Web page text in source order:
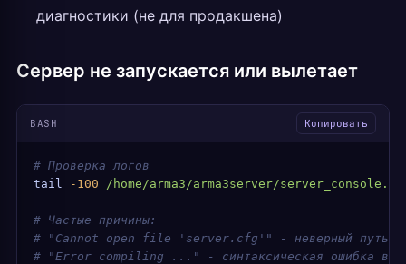
диагностики (не для продакшена)
Сервер не запускается или вылетает
BASH Копировать
# Проверка логов
tail -100 /home/arma3/arma3server/
# Частые причины:
# "Cannot open file 'server.cfg'" - неверный путь к
# "Error compiling ..." - синтаксическая ошибка в